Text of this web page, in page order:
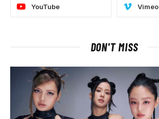
YouTube Vimeo
DON'T MISS